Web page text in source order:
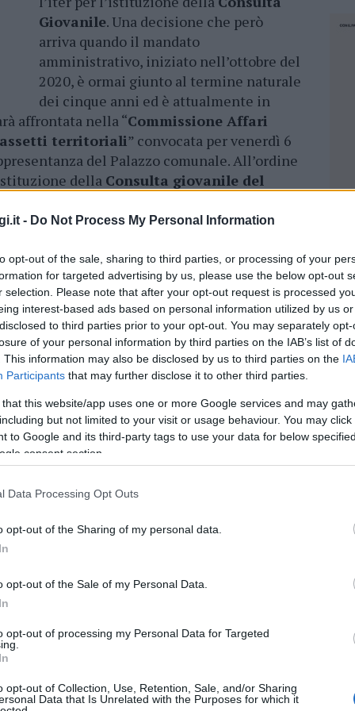
- Do Not Process My Personal Information
opt-out of the sale, sharing to third parties, or processing of your
for targeted advertising by us, please use the below opt-out
selection. Please note that after your opt-out request is processed
interest-based ads based on personal information utilized by us
to third parties prior to your opt-out. You may separately
of your personal information by third parties on the IAB’s list of
This information may also be disclosed by us to third parties on the
Participants that may further disclose it to other third parties.
that this website/app uses one or more Google services and may
but not limited to your visit or usage behaviour. You may
to Google and its third-party tags to use your data for below
consent section.
Data Processing Opt Outs
opt-out of the Sharing of my personal data.
opt-out of the Sale of my Personal Data.
opt-out of processing my Personal Data for Targeted
opt-out of Collection, Use, Retention, Sale, and/or Sharing
Data that Is Unrelated with the Purposes for which it
Giovanile. Una decisione che però
arriva quando il mandato
amministrativo, iniziato nell’ottobre del
2020, è ormai giunto al termine naturale
dei cinque anni ed è attualmente in
affrontata nella “Commissione Affari
territoriali” convocata per venerdì 6
del Palazzo comunale. All’ordine
della Consulta giovanile del
di partecipazione che, in molti comuni
le nuove generazioni nella vita pubblica e
il dialogo tra istituzioni e mondo
l’opposizione, avrebbe potuto
l’intero mandato amministrativo,
il distacco dei giovani dalla politica e dalle
si concentra la critica dell’opposizione.
di minoranza
arriva all’attenzione del Consiglio.
mesi per istituire la Consulta Giovanile –
in zona Cesarini, ad un passo dalle elezioni
l’istituzione di un organismo
utile soprattutto all’inizio della legislatura,
e creare un canale stabile di